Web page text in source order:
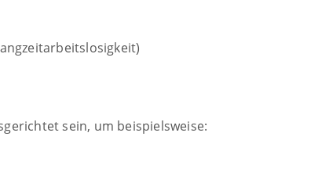
sein, um beispielsweise: